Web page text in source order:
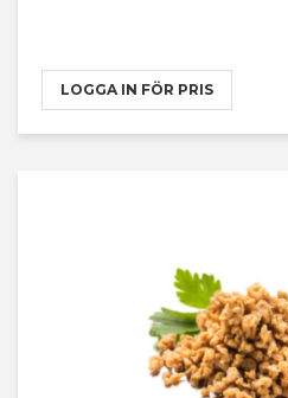
LOGGA IN FÖR PRIS